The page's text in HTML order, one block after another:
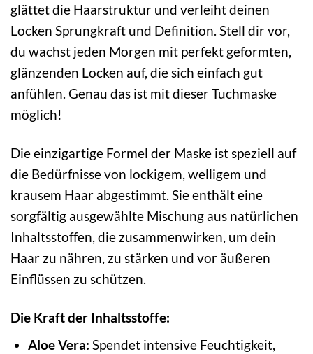
glättet die Haarstruktur und verleiht deinen
Locken Sprungkraft und Definition. Stell dir vor,
du wachst jeden Morgen mit perfekt geformten,
glänzenden Locken auf, die sich einfach gut
anfühlen. Genau das ist mit dieser Tuchmaske
möglich!
Die einzigartige Formel der Maske ist speziell auf
die Bedürfnisse von lockigem, welligem und
krausem Haar abgestimmt. Sie enthält eine
sorgfältig ausgewählte Mischung aus natürlichen
Inhaltsstoffen, die zusammenwirken, um dein
Haar zu nähren, zu stärken und vor äußeren
Einflüssen zu schützen.
Die Kraft der Inhaltsstoffe:
Aloe Vera: Spendet intensive Feuchtigkeit,